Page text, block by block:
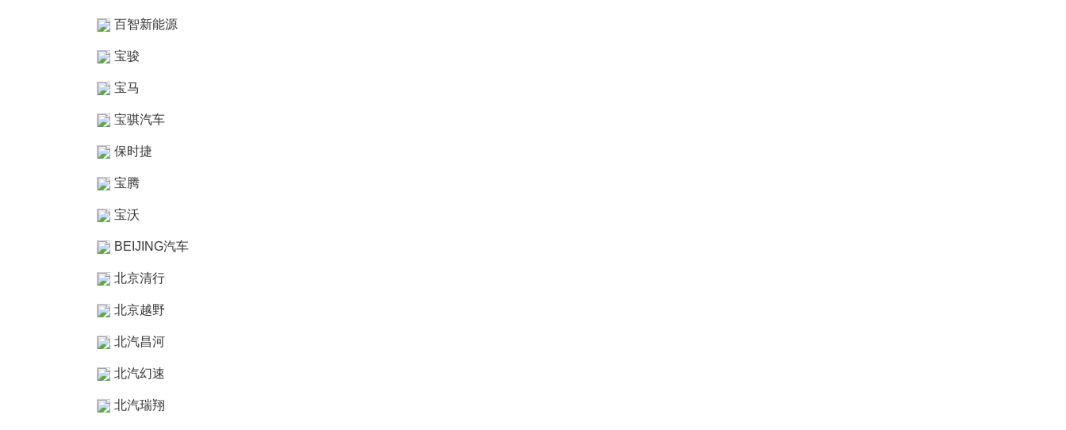
百智新能源
宝骏
宝马
宝骐汽车
保时捷
宝腾
宝沃
BEIJING汽车
北京清行
北京越野
北汽昌河
北汽幻速
北汽瑞翔